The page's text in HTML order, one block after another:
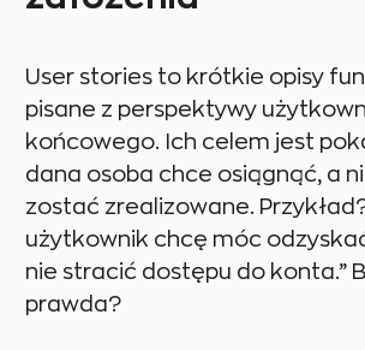
User stories to krótkie opisy
pisane z perspektywy
końcowego. Ich celem jest
dana osoba chce osiągnąć, a
zostać zrealizowane.
użytkownik chcę móc
nie stracić dostępu do konta.”
prawda?